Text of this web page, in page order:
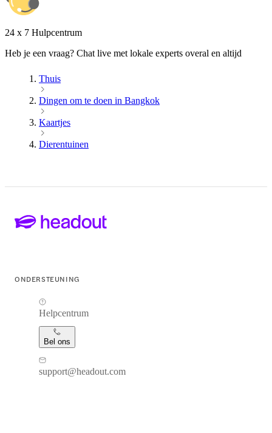
24 x 7 Hulpcentrum
Heb je een vraag? Chat live met lokale experts overal en altijd
Thuis
Dingen om te doen in Bangkok
Kaartjes
Dierentuinen
ONDERSTEUNING
Helpcentrum
Bel ons
support@headout.com